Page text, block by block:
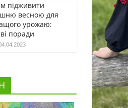
підживити
весною для
урожаю:
поради